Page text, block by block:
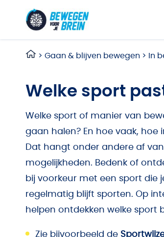
> Gaan & blijven bewegen > In
Welke sport
Welke sport of manier van
gaan halen? En hoe vaak, hoe
Dat hangt onder andere af
mogelijkheden. Bedenk of
bij voorkeur met een sport die
regelmatig blijft sporten. Op
helpen ontdekken welke sport
Zie bijvoorbeeld de